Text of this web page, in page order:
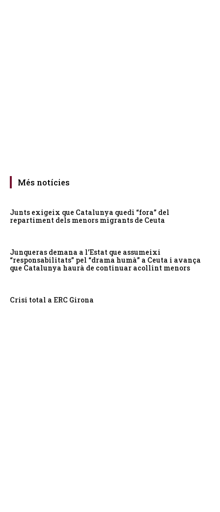
Més notícies
Junts exigeix que Catalunya quedi “fora” del
repartiment dels menors migrants de Ceuta
Junqueras demana a l’Estat que assumeixi
“responsabilitats” pel “drama humà” a Ceuta i avança
que Catalunya haurà de continuar acollint menors
Crisi total a ERC Girona